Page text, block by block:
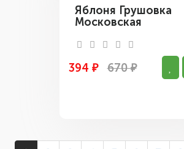
Яблоня Грушовка
Московская
394 ₽ 670 ₽